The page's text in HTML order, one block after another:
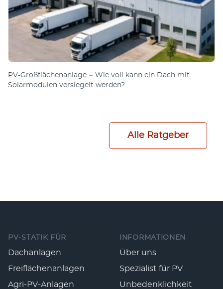
PV-Großflächenanlage − Wie voll kann ein Dach mit
Solarmodulen versiegelt werden?
Alle Ratgeber
PV-STATIK FÜR
Dachanlagen
Freiflächenanlagen
Agri-PV-Anlagen
INFORMATIONEN
Über uns
Spezialist für PV
Unbedenklichkeit